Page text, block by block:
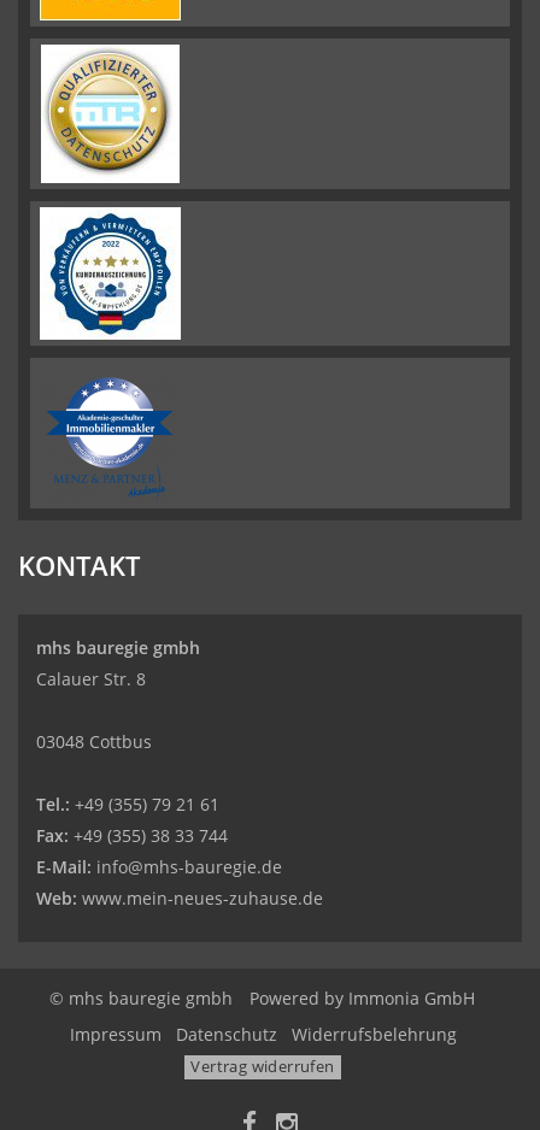
KONTAKT
mhs bauregie gmbh
Calauer Str. 8
03048 Cottbus
Tel.: +49 (355) 79 21 61
Fax: +49 (355) 38 33 744
E-Mail: info@mhs-bauregie.de
Web: www.mein-neues-zuhause.de
© mhs bauregie gmbh Powered by Immonia GmbH
Impressum
Datenschutz Widerrufsbelehrung
Vertrag widerrufen